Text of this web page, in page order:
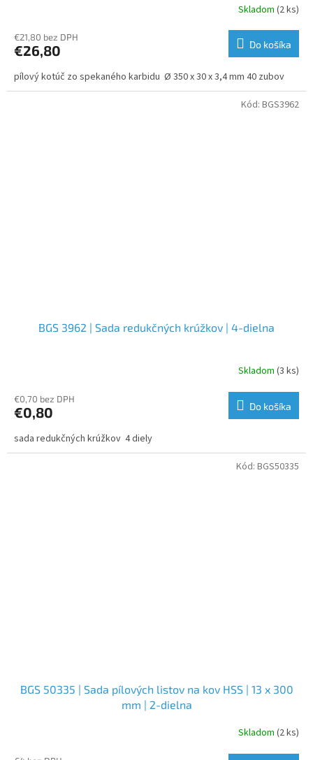
Skladom (2 ks)
€21,80 bez DPH
€26,80 Do košíka
pílový kotúč zo spekaného karbidu Ø 350 x 30 x 3,4 mm 40 zubov
BGS 3962 | Sada redukčných krúžkov | 4-dielna
Skladom (3 ks)
€0,70 bez DPH
€0,80 Do košíka
sada redukčných krúžkov 4 diely
Kód: BGS3962
BGS 50335 | Sada pílových listov na kov HSS | 13 x 300
mm | 2-dielna
Skladom (2 ks)
Kód: BGS50335